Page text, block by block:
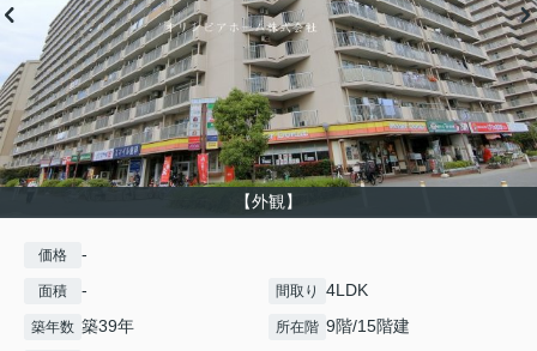
【外観】
価格 -
面積 - 間取り 4LDK
築年数 築39年 所在階 9階/15階建